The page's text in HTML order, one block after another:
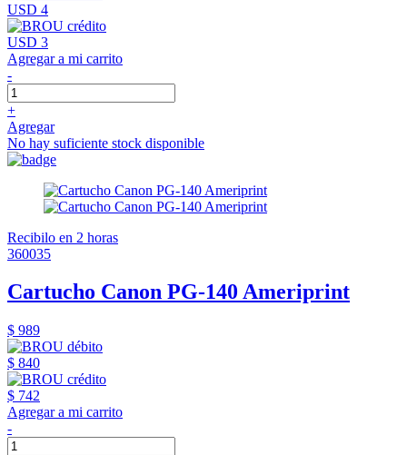
USD 4
USD 3
Agregar a mi carrito
-
+
Agregar
No hay suficiente stock disponible
Recibilo en 2 horas
360035
Cartucho Canon PG-140 Ameriprint
$ 989
$ 840
$ 742
Agregar a mi carrito
-